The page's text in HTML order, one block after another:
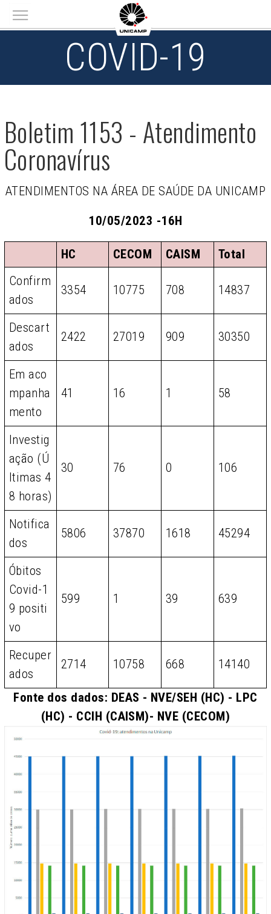
Main menu
COVID-19
Boletim 1153 - Atendimento
Coronavírus
ATENDIMENTOS NA ÁREA DE SAÚDE DA UNICAMP
10/05/2023 -16H
HC CECOM CAISM
Total
Confirm
ados
3354 10775 708 14837
Descart
ados
2422 27019 909 30350
Em aco
mpanha
mento
41 16 1 58
Investig
ação (Ú
ltimas 4
8 horas)
30 76 0 106
Notifica
dos
5806 37870 1618 45294
Óbitos
Covid-1
9 positi
vo
599 1 39 639
Recuper
ados
2714 10758 668 14140
Fonte dos dados: DEAS - NVE/SEH (HC) - LPC
(HC) - CCIH (CAISM)- NVE (CECOM)